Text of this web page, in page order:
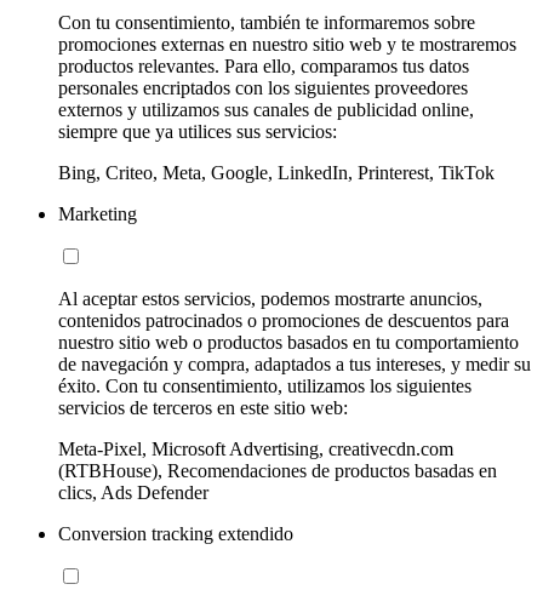
Con tu consentimiento, también te informaremos sobre
promociones externas en nuestro sitio web y te mostraremos
productos relevantes. Para ello, comparamos tus datos
personales encriptados con los siguientes proveedores
externos y utilizamos sus canales de publicidad online,
siempre que ya utilices sus servicios:
Bing, Criteo, Meta, Google, LinkedIn, Printerest, TikTok
Marketing
Al aceptar estos servicios, podemos mostrarte anuncios,
contenidos patrocinados o promociones de descuentos para
nuestro sitio web o productos basados en tu comportamiento
de navegación y compra, adaptados a tus intereses, y medir su
éxito. Con tu consentimiento, utilizamos los siguientes
servicios de terceros en este sitio web:
Meta-Pixel, Microsoft Advertising, creativecdn.com
(RTBHouse), Recomendaciones de productos basadas en
clics, Ads Defender
Conversion tracking extendido